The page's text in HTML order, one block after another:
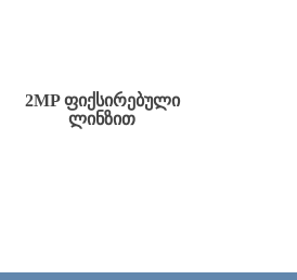
2MP ᲤᲘᲥᲡᲘᲠᲔᲑᲣᲚᲘ
ᲚᲘᲜᲖᲘᲗ